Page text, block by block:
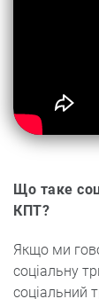
Що таке
КПТ?
Якщо ми
соціальну
соціальний